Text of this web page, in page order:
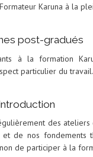
Karuna à la
post-gradués
à la formation
particulier du
des ateliers
de nos fondements
de participer à la